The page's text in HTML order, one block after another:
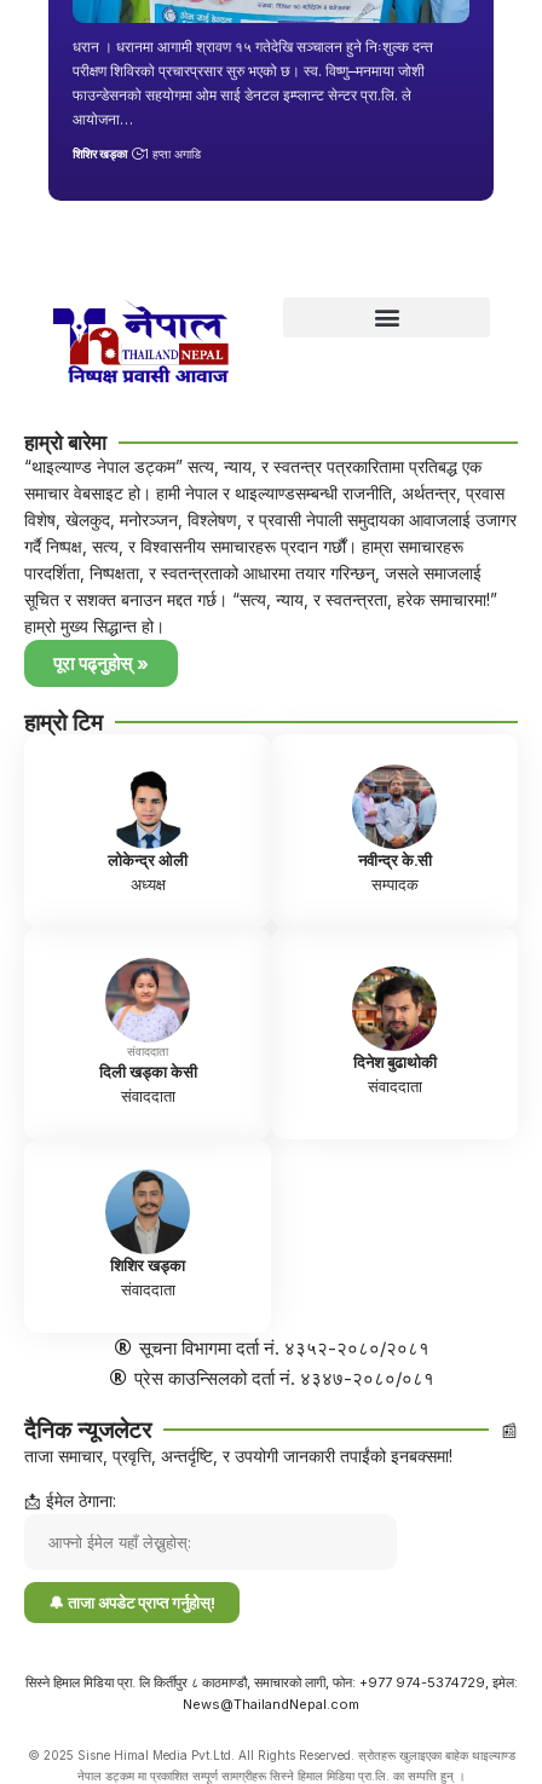
धरान । धरानमा आगामी श्रावण १५ गतेदेखि सञ्चालन हुने निःशुल्क दन्त
परीक्षण शिविरको प्रचारप्रसार सुरु भएको छ। स्व. विष्णु–मनमाया जोशी
फाउन्डेसनको सहयोगमा ओम साई डेनटल इम्प्लान्ट सेन्टर प्रा.लि. ले
आयोजना…
शिशिर खड्का 1 हप्ता अगाडि
हाम्रो बारेमा
“थाइल्याण्ड नेपाल डट्कम” सत्य, न्याय, र स्वतन्त्र पत्रकारितामा प्रतिबद्ध एक
समाचार वेबसाइट हो। हामी नेपाल र थाइल्याण्डसम्बन्धी राजनीति, अर्थतन्त्र, प्रवास
विशेष, खेलकुद, मनोरञ्जन, विश्लेषण, र प्रवासी नेपाली समुदायका आवाजलाई उजागर
गर्दै निष्पक्ष, सत्य, र विश्वासनीय समाचारहरू प्रदान गर्छौं। हाम्रा समाचारहरू
पारदर्शिता, निष्पक्षता, र स्वतन्त्रताको आधारमा तयार गरिन्छन्, जसले समाजलाई
सूचित र सशक्त बनाउन मद्दत गर्छ। “सत्य, न्याय, र स्वतन्त्रता, हरेक समाचारमा!”
हाम्रो मुख्य सिद्धान्त हो।
पूरा पढ्नुहोस् »
हाम्रो टिम
लोकेन्द्र ओली
अध्यक्ष
नवीन्द्र के.सी
सम्पादक
संवाददाता
दिली खड्का केसी
संवाददाता
दिनेश बुढाथोकी
संवाददाता
शिशिर खड्का
संवाददाता
सूचना विभागमा दर्ता नं. ४३५२-२०८०/२०८१
प्रेस काउन्सिलको दर्ता नं. ४३४७-२०८०/०८१
दैनिक न्यूजलेटर 📰
ताजा समाचार, प्रवृत्ति, अन्तर्दृष्टि, र उपयोगी जानकारी तपाईंको इनबक्समा!
📩 ईमेल ठेगाना:
सिस्ने हिमाल मिडिया प्रा. लि किर्तीपुर ८ काठमाण्डौ, समाचारको लागी, फोन: +977 974-5374729, इमेल:
News@ThailandNepal.com
© 2025 Sisne Himal Media Pvt.Ltd. All Rights Reserved. स्रोतहरू खुलाइएका बाहेक थाइल्याण्ड
नेपाल डट्कम मा प्रकाशित सम्पूर्ण सामग्रीहरू सिस्ने हिमाल मिडिया प्रा.लि. का सम्पत्ति हुन् ।